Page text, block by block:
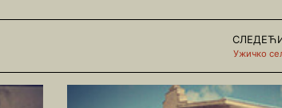
Ужичко